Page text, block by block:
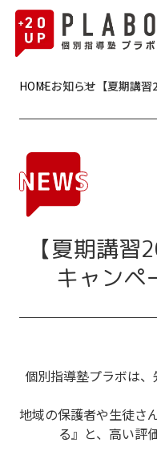
HOMEお知らせ 【夏期講
【夏期講
キャンペ
個別指導塾プラボは
地域の保護者や生徒さ
る』と、高い評